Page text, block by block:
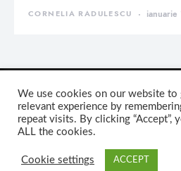
CORNELIA RADULESCU
We use cookies on our website to
relevant experience by
repeat visits. By clicking “Accept”,
ALL the cookies.
Cookie settings ACCEPT